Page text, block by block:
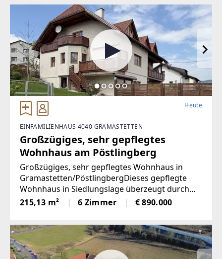
Heute
EINFAMILIENHAUS 4040 GRAMASTETTEN
Großzügiges, sehr gepflegtes
Wohnhaus am Pöstlingberg
Großzügiges, sehr gepflegtes Wohnhaus in
Gramastetten/PöstlingbergDieses gepflegte
Wohnhaus in Siedlungslage überzeugt durch
seine großzügige Raumaufteilung und
vielseitige Nutzungsmöglichkeiten. Mit einer
215,13 m² 6 Zimmer € 890.000